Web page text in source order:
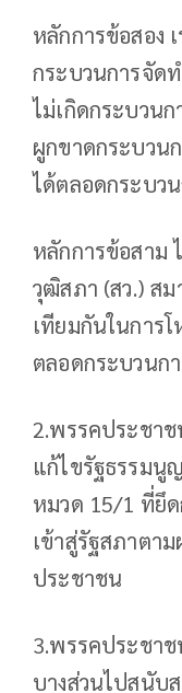
หลักการข้อสอง
กระบวนการจัด
ไม่เกิดกระบวน
ผูกขาดกระบวน
ได้ตลอดกระบว
หลักการข้อสาม
วุฒิสภา (สว.) ส
เทียมกันในการ
ตลอดกระบวนก
2.พรรคประชา
แก้ไขรัฐธรรมนู
หมวด 15/1 ที่ยึ
เข้าสู่รัฐสภาตา
ประชาชน
3.พรรคประชา
บางส่วนไปสนับ